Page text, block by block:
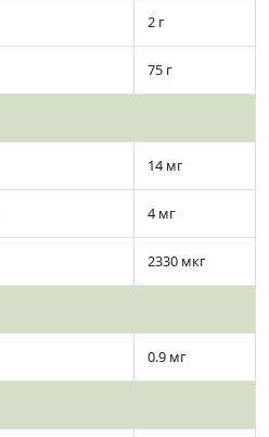
2 г
75 г
14 мг
4 мг
2330 мкг
0.9 мг